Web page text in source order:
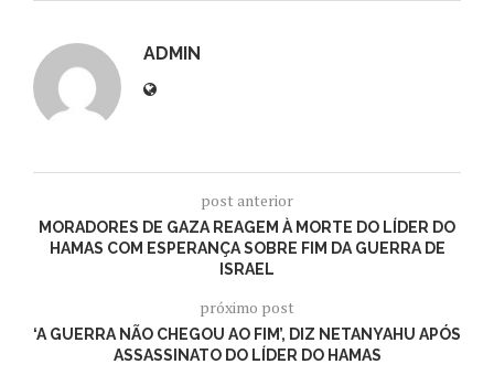
ADMIN
post anterior
MORADORES DE GAZA REAGEM À MORTE DO LÍDER DO
HAMAS COM ESPERANÇA SOBRE FIM DA GUERRA DE
ISRAEL
próximo post
‘A GUERRA NÃO CHEGOU AO FIM’, DIZ NETANYAHU APÓS
ASSASSINATO DO LÍDER DO HAMAS